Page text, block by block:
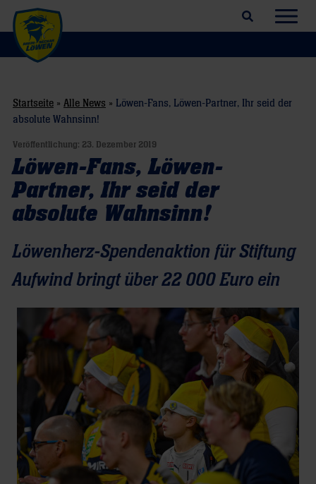
Suchfeld öffnen
Startseite » Alle News » Löwen-Fans, Löwen-Partner, Ihr seid der
absolute Wahnsinn!
Veröffentlichung: 23. Dezember 2019
Löwen-Fans, Löwen-
Partner, Ihr seid der
absolute Wahnsinn!
Löwenherz-Spendenaktion für Stiftung
Aufwind bringt über 22 000 Euro ein